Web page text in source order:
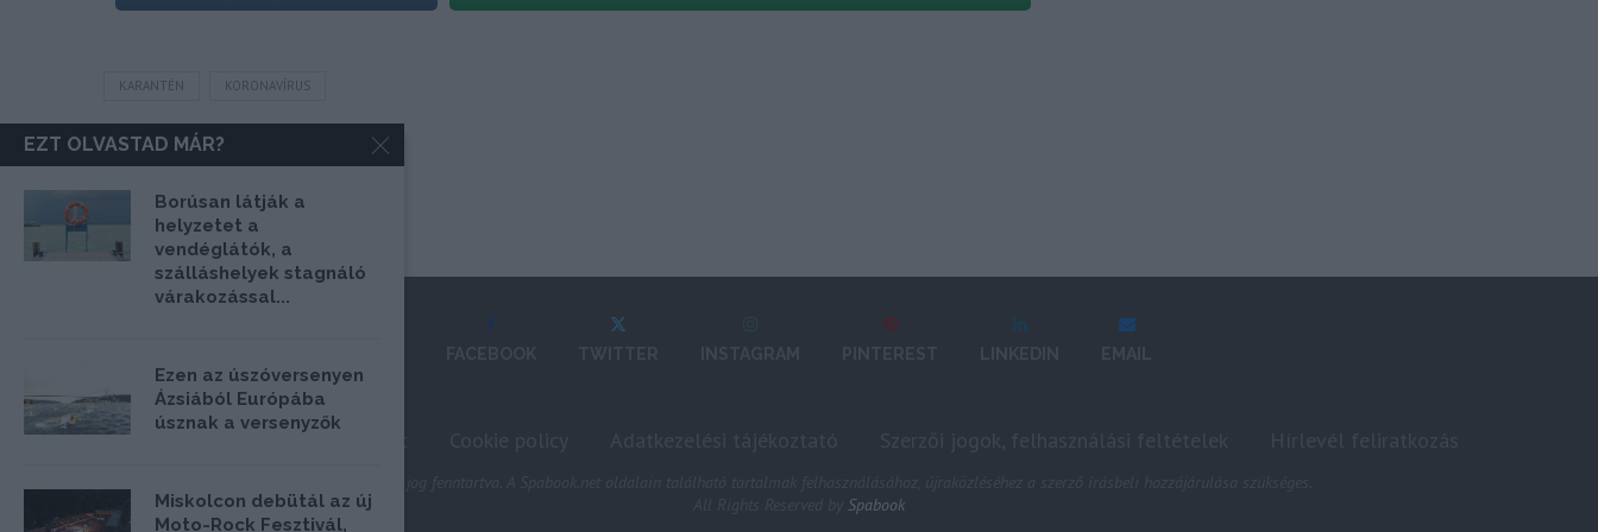
KARANTÉN KORONAVÍRUS
Médiaajánlat
Spabook
EZT OLVASTAD MÁR?
Borúsan látják a
helyzetet a
vendéglátók, a
szálláshelyek stagnáló
várakozással...
Ezen az úszóversenyen
Ázsiából Európába
úsznak a versenyzők
Miskolcon debütál az új
Moto-Rock Fesztivál,